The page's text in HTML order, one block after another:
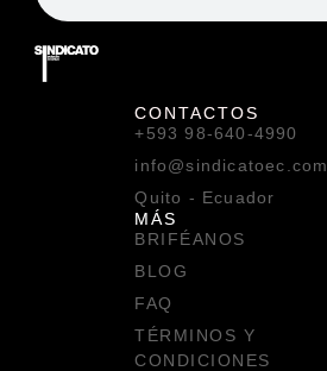
CONTACTOS
+593 98-640-4990
info@sindicatoec.com
Quito - Ecuador
MÁS
BRIFÉANOS
BLOG
FAQ
TÉRMINOS Y
CONDICIONES